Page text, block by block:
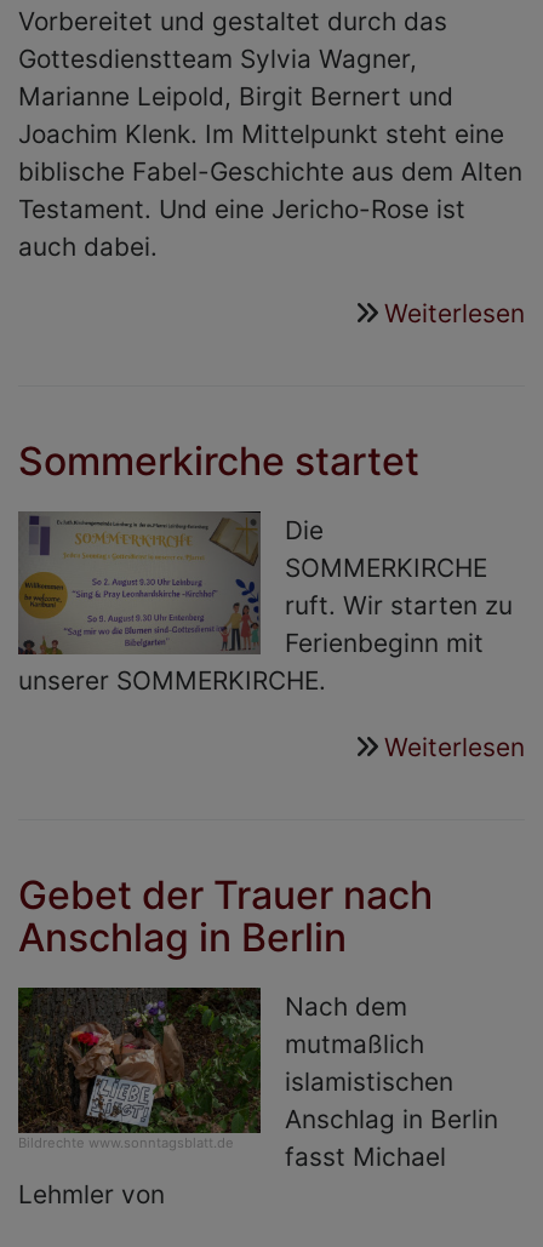
Vorbereitet und gestaltet durch das
Gottesdienstteam Sylvia Wagner,
Marianne Leipold, Birgit Bernert und
Joachim Klenk. Im Mittelpunkt steht eine
biblische Fabel-Geschichte aus dem Alten
Testament. Und eine Jericho-Rose ist
auch dabei.
Weiterlesen
Sommerkirche startet
Die
SOMMERKIRCHE
ruft. Wir starten zu
Ferienbeginn mit
unserer SOMMERKIRCHE.
Weiterlesen
Gebet der Trauer nach
Anschlag in Berlin
Bildrechte www.sonntagsblatt.de
Nach dem
mutmaßlich
islamistischen
Anschlag in Berlin
fasst Michael
Lehmler von